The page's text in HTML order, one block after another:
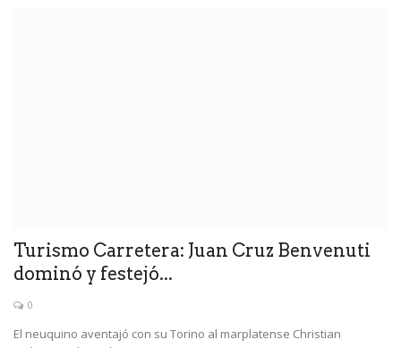
Turismo Carretera: Juan Cruz Benvenuti
dominó y festejó...
0
El neuquino aventajó con su Torino al marplatense Christian